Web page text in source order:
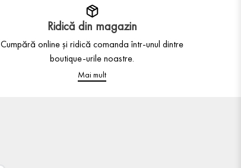
Ridică din magazin
Cumpără online și ridică comanda într-unul dintre
boutique-urile noastre.
Mai mult